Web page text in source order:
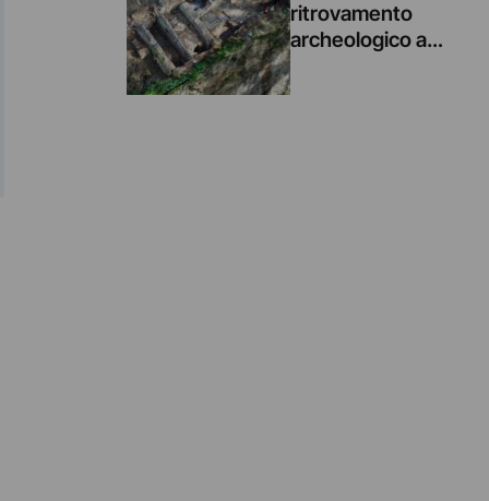
ritrovamento
archeologico a
Roma: mosaici e
affreschi